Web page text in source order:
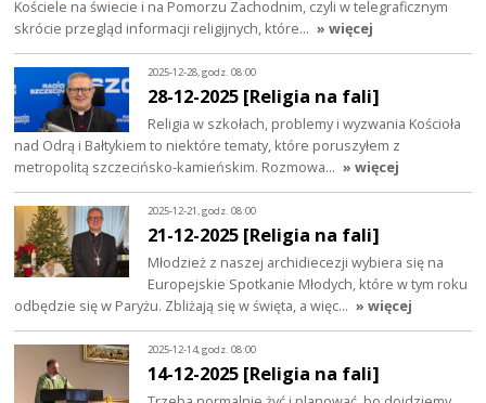
Kościele na świecie i na Pomorzu Zachodnim, czyli w telegraficznym
skrócie przegląd informacji religijnych, które… » więcej
2025-12-28, godz. 08:00
28-12-2025 [Religia na fali]
Religia w szkołach, problemy i wyzwania Kościoła
nad Odrą i Bałtykiem to niektóre tematy, które poruszyłem z
metropolitą szczecińsko-kamieńskim. Rozmowa… » więcej
2025-12-21, godz. 08:00
21-12-2025 [Religia na fali]
Młodzież z naszej archidiecezji wybiera się na
Europejskie Spotkanie Młodych, które w tym roku
odbędzie się w Paryżu. Zbliżają się w święta, a więc… » więcej
2025-12-14, godz. 08:00
14-12-2025 [Religia na fali]